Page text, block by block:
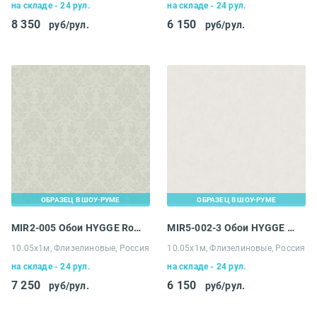
на складе - 24 рул.
8 350 руб/рул.
на складе - 24 рул.
6 150 руб/рул.
ОБРАЗЕЦ В ШОУ-РУМЕ
MIR2-005 Обои HYGGE Roll Made in Russia
10.05х1м, Флизелиновые, Россия
на складе - 24 рул.
7 250 руб/рул.
ОБРАЗЕЦ В ШОУ-РУМЕ
MIR5-002-3 Обои HYGGE Roll Made in Russia
10.05х1м, Флизелиновые, Россия
на складе - 24 рул.
6 150 руб/рул.